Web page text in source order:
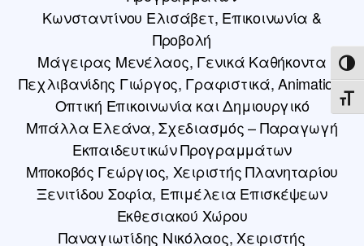
Κωνσταντίνου Ελισάβετ, Επικοινωνία &
Προβολή
Μάγειρας Μενέλαος, Γενικά Καθήκοντα
Πεχλιβανίδης Γιώργος, Γραφιστικά, Animation,
Οπτική Επικοινωνία και Δημιουργικό
Μπάλλα Ελεάνα, Σχεδιασμός – Παραγωγή
Εκπαιδευτικών Προγραμμάτων
Μποκοβός Γεώργιος, Χειριστής Πλανηταρίου
Ξενιτίδου Σοφία, Επιμέλεια Επισκέψεων
Εκθεσιακού Χώρου
Παναγιωτίδης Νικόλαος, Χειριστής